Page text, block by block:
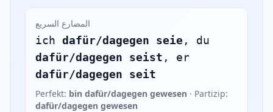
المضارع السريع
ich dafür/dagegen seie , du
dafür/dagegen seist , er
dafür/dagegen seit
Perfekt: bin dafür/dagegen gewesen · Partizip:
dafür/dagegen gewesen